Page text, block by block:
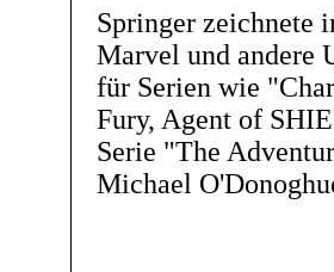
Springer zeichnete
Marvel und andere
für Serien wie
Fury, Agent of
Serie "The
Michael